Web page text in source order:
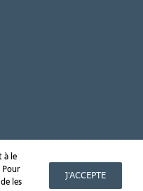
du Vaudreuil
à le
les
J'ACCEPTE